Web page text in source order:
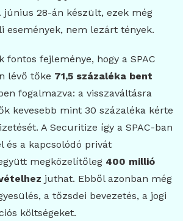
június 28-án készült, ezek még
események, nem lezárt tények.
fontos fejleménye, hogy a SPAC
lévő tőke 71,5 százaléka bent
fogalmazva: a visszaváltásra
kevesebb mint 30 százaléka kérte
A Securitize így a SPAC-ban
és a kapcsolódó privát
megközelítőleg 400 millió
juthat. Ebből azonban még
a tőzsdei bevezetés, a jogi
költségeket.